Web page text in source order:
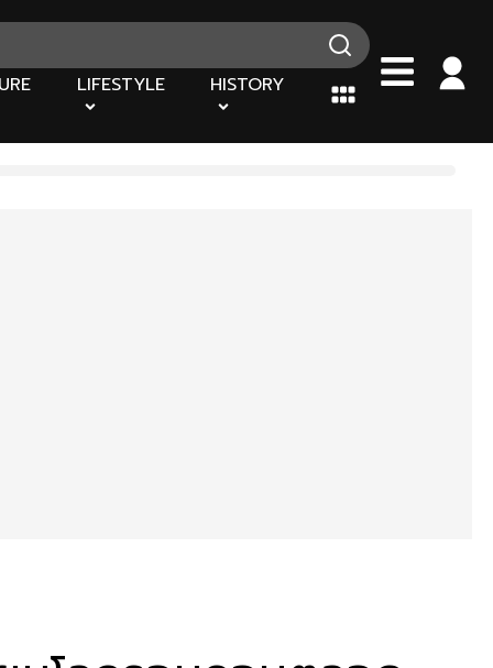
LIFESTYLE HISTORY